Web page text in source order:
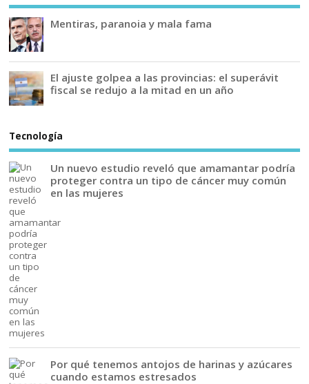
Mentiras, paranoia y mala fama
El ajuste golpea a las provincias: el superávit
fiscal se redujo a la mitad en un año
Tecnología
Un nuevo estudio reveló que amamantar podría
proteger contra un tipo de cáncer muy común
en las mujeres
Por qué tenemos antojos de harinas y azúcares
cuando estamos estresados